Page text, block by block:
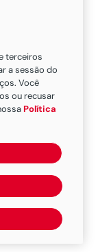
não
terceiros
a sessão do
Você
ou recusar
Política